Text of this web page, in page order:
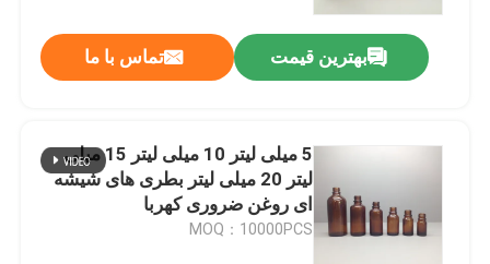
بهترین قیمت تماس با ما
5 میلی لیتر 10 میلی لیتر 15 میلی
لیتر 20 میلی لیتر بطری های شیشه
ای روغن ضروری کهربا
MOQ：10000PCS